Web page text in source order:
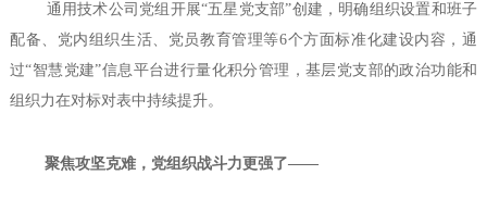
通用技术公司党组开展“五星党支部”创建，明确组织设置和班子
配备、党内组织生活、党员教育管理等6个方面标准化建设内容，通
过“智慧党建”信息平台进行量化积分管理，基层党支部的政治功能和
组织力在对标对表中持续提升。
聚焦攻坚克难，党组织战斗力更强了——